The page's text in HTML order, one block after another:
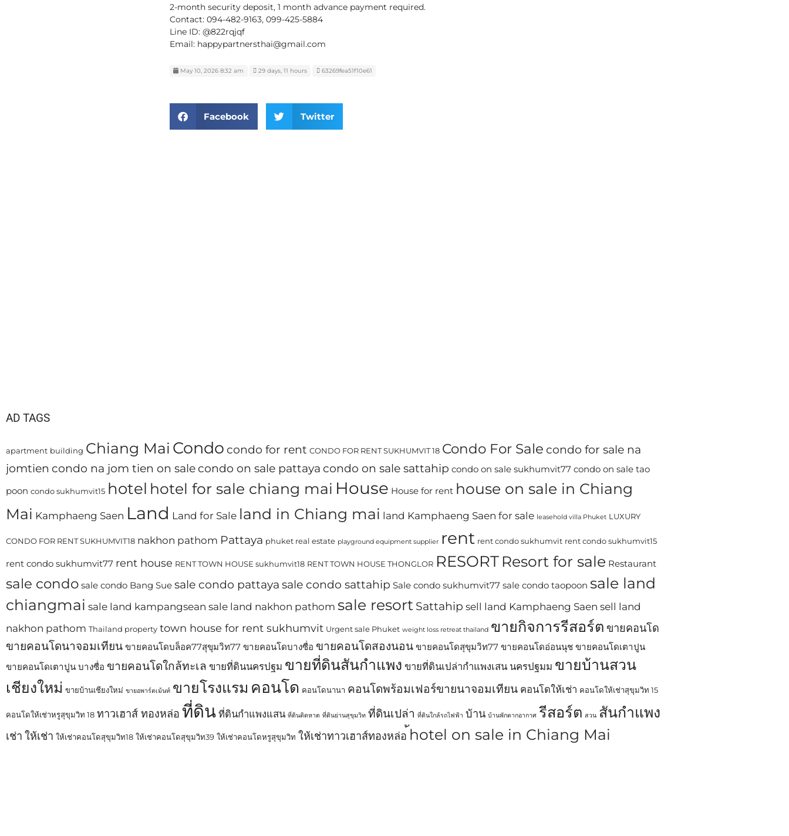
2-month security deposit, 1 month advance payment required.
Contact: 094-482-9163, 099-425-5884
Line ID: @822rqjqf
Email: happypartnersthai@gmail.com
May 10, 2026 8:32 am 29 days, 11 hours 63269fea51f10e61
Facebook Twitter
AD TAGS
apartment building Chiang Mai Condo condo for rent CONDO FOR RENT SUKHUMVIT 18 Condo For Sale condo for sale na
jomtien condo na jom tien on sale condo on sale pattaya condo on sale sattahip condo on sale sukhumvit77 condo on sale tao
poon condo sukhumvit15 hotel hotel for sale chiang mai House House for rent house on sale in Chiang
Mai Kamphaeng Saen Land Land for Sale land in Chiang mai land Kamphaeng Saen for sale leasehold villa Phuket LUXURY
CONDO FOR RENT SUKHUMVIT18 nakhon pathom Pattaya phuket real estate playground equipment supplier rent rent condo sukhumvit rent condo sukhumvit15
rent condo sukhumvit77 rent house RENT TOWN HOUSE sukhumvit18 RENT TOWN HOUSE THONGLOR RESORT Resort for sale Restaurant
sale condo sale condo Bang Sue sale condo pattaya sale condo sattahip Sale condo sukhumvit77 sale condo taopoon sale land
chiangmai sale land kampangsean sale land nakhon pathom sale resort Sattahip sell land Kamphaeng Saen sell land
nakhon pathom Thailand property town house for rent sukhumvit Urgent sale Phuket weight loss retreat thailand ขายกิจการรีสอร์ต ขายคอนโด
ขายคอนโดนาจอมเทียน ขายคอนโดบล็อค77สุขุมวิท77 ขายคอนโดบางซื่อ ขายคอนโดสองนอน ขายคอนโดสุขุมวิท77 ขายคอนโดอ่อนนุช ขายคอนโดเตาปูน
ขายคอนโดเตาปูน บางซื่อ ขายคอนโดใกล้ทะเล ขายที่ดินนครปฐม ขายที่ดินสันกำแพง ขายที่ดินเปล่ากำแพงเสน นครปฐมม ขายบ้านสวน
เชียงใหม่ ขายบ้านเชียงใหม่ ขายอพาร์ตเม้นท์ ขายโรงแรม คอนโด คอนโดนานา คอนโดพร้อมเฟอร์ขายนาจอมเทียน คอนโดให้เช่า คอนโดให้เช่าสุขุมวิท 15
คอนโดให้เช่าหรูสุขุมวิท 18 ทาวเฮาส์ ทองหล่อ ที่ดิน ที่ดินกำแพงแสน ที่ดินติดหาด ที่ดินย่านสุขุมวิท ที่ดินเปล่า ที่ดินใกล้รถไฟฟ้า บ้าน บ้านพักตากอากาศ รีสอร์ต สวน สันกำแพง
เช่า ให้เช่า ให้เช่าคอนโดสุขุมวิท18 ให้เช่าคอนโดสุขุมวิท39 ให้เช่าคอนโดหรูสุขุมวิท ให้เช่าทาวเฮาส์ทองหล่อ ้hotel on sale in Chiang Mai